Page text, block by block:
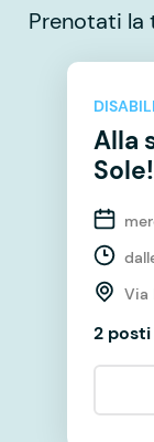
Prenotati la
Alla
Sole!
Via
2